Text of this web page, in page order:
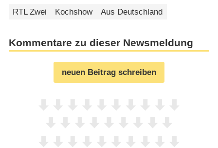
RTL Zwei Kochshow Aus Deutschland
Kommentare zu dieser Newsmeldung
neuen Beitrag schreiben